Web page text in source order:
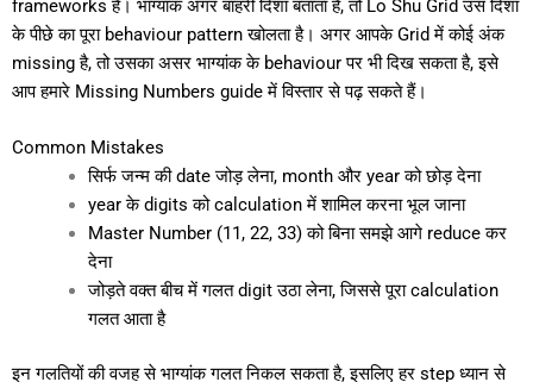
frameworks हैं। भाग्यांक अगर बाहरी दिशा बताता है, तो Lo Shu Grid उस दिशा
के पीछे का पूरा behaviour pattern खोलता है। अगर आपके Grid में कोई अंक
missing है, तो उसका असर भाग्यांक के behaviour पर भी दिख सकता है, इसे
आप हमारे Missing Numbers guideमें विस्तार से पढ़ सकते हैं।
Common Mistakes
सिर्फ जन्म की date जोड़ लेना, month और year को छोड़ देना
year के digits को calculation में शामिल करना भूल जाना
Master Number (11, 22, 33) को बिना समझे आगे reduce कर
देना
जोड़ते वक्त बीच में गलत digit उठा लेना, जिससे पूरा calculation
गलत आता है
इन गलतियों की वजह से भाग्यांक गलत निकल सकता है, इसलिए हर step ध्यान से